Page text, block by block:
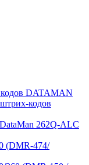
DATAMAN
кодов
262Q-ALC
(DMR-474/